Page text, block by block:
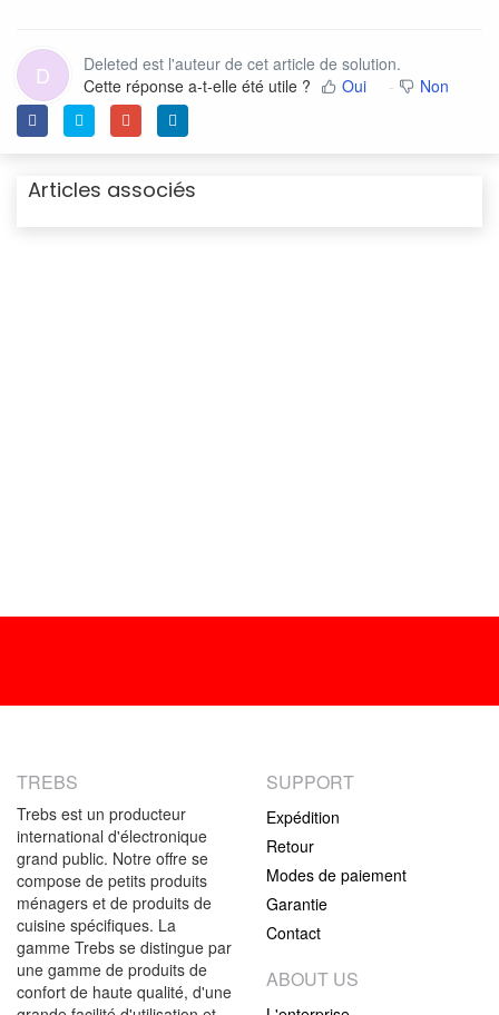
D
Deleted est l'auteur de cet article de solution.
Cette réponse a-t-elle été utile ?
Oui Non
Articles associés
TREBS
Trebs est un producteur
international d'électronique
grand public. Notre offre se
compose de petits produits
ménagers et de produits de
cuisine spécifiques. La
gamme Trebs se distingue par
une gamme de produits de
confort de haute qualité, d'une
SUPPORT
Expédition
Retour
Modes de paiement
Garantie
Contact
ABOUT US